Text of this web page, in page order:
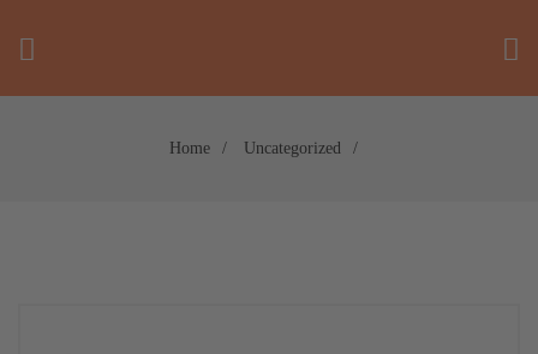
Home Uncategorized